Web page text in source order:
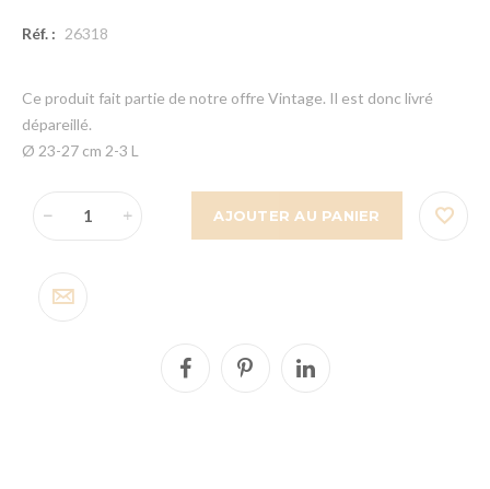
Réf. : 26318
Ce produit fait partie de notre offre Vintage. Il est donc livré
dépareillé.
Ø 23-27 cm 2-3 L
AJOUTER AU PANIER